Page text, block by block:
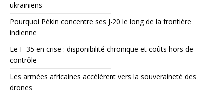
ukrainiens
Pourquoi Pékin concentre ses J-20 le long de la frontière
indienne
Le F-35 en crise : disponibilité chronique et coûts hors de
contrôle
Les armées africaines accélèrent vers la souveraineté des
drones